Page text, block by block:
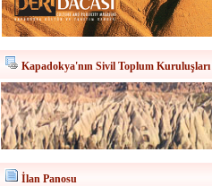
Kapadokya'nın Sivil Toplum Kuruluşları
İlan Panosu